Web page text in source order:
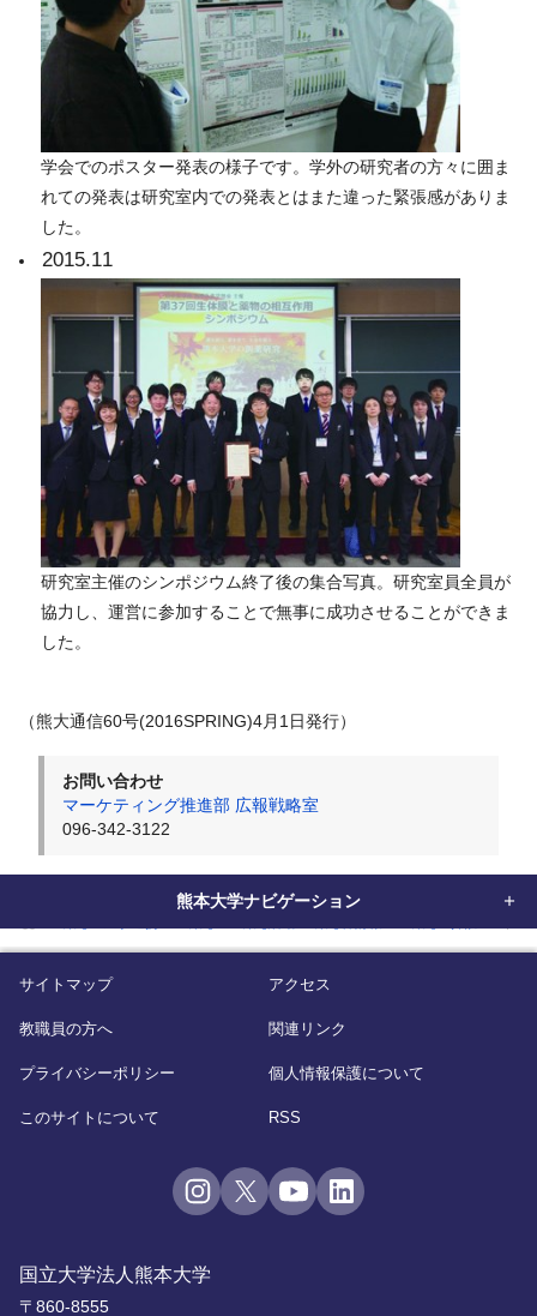
学会でのポスター発表の様子です。学外の研究者の方々に囲ま
れての発表は研究室内での発表とはまた違った緊張感がありま
した。
2015.11
研究室主催のシンポジウム終了後の集合写真。研究室員全員が
協力し、運営に参加することで無事に成功させることができま
した。
（熊大通信60号(2016SPRING)4月1日発行）
お問い合わせ
マーケティング推進部 広報戦略室
096-342-3122
熊本大学ナビゲーション
国立大学法人熊本大学
〒860-8555
サイトマップ アクセス
教職員の方へ 関連リンク
プライバシーポリシー 個人情報保護について
このサイトについて RSS